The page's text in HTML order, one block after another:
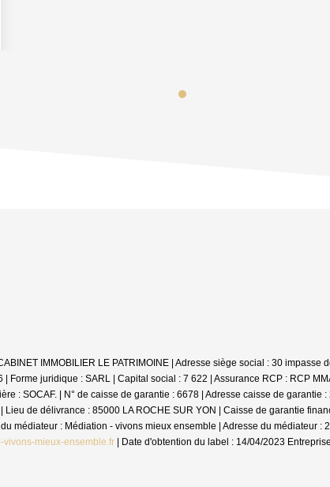
IMMOBILIER LE PATRIMOINE | Adresse siège social : 30
Forme juridique : SARL | Capital social : 7 622 | Assurance RCP : RCP
: SOCAF. | N° de caisse de garantie : 6678 | Adresse caisse de garantie
de délivrance : 85000 LA ROCHE SUR YON | Caisse de garantie
médiateur : Médiation - vivons mieux ensemble | Adresse du médiateur
vivons-mieux-ensemble.fr | Date d'obtention du label : 14/04/2023